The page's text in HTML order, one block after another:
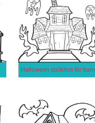
Halloween spökhus för barn